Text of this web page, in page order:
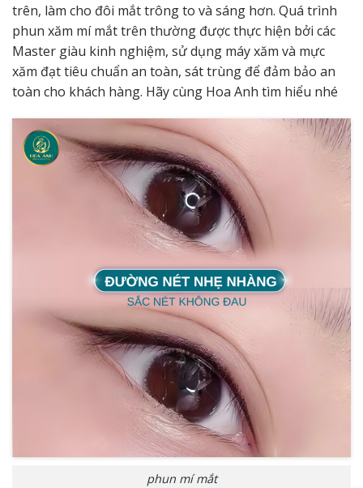
trên, làm cho đôi mắt trông to và sáng hơn. Quá trình
phun xăm mí mắt trên thường được thực hiện bởi các
Master giàu kinh nghiệm, sử dụng máy xăm và mực
xăm đạt tiêu chuẩn an toàn, sát trùng để đảm bảo an
toàn cho khách hàng. Hãy cùng Hoa Anh tìm hiểu nhé
phun mí mắt